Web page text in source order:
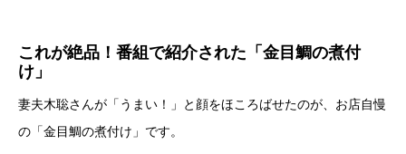
これが絶品！番組で紹介された「金目鯛の煮付
け」
妻夫木聡さんが「うまい！」と顔をほころばせたのが、お店自慢
の「金目鯛の煮付け」です。